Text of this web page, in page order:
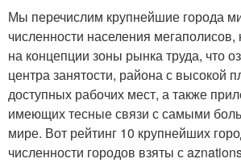
Мы перечислим крупнейшие города
численности населения мегаполисов,
на концепции зоны рынка труда, что
центра занятости, района с высокой
доступных рабочих мест, а также
имеющих тесные связи с самыми
мире. Вот рейтинг 10 крупнейших
численности городов взяты с